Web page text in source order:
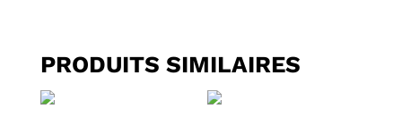
PRODUITS SIMILAIRES